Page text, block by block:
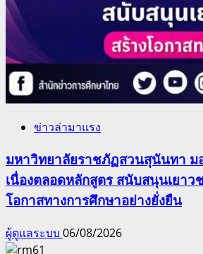
ข่าวล่ามาแรง
มหาวิทยาลัยราชภัฏสวนสุนันทา
เนื่องตลอดหลักสูตร สนับสนุนเยาว
โอกาสทางการศึกษาอย่างยั่งยืน
ผู้ดูแลระบบ 06/08/2026